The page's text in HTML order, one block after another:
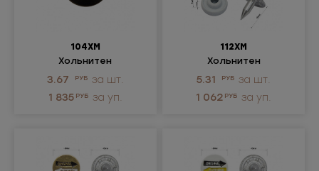
104ХМ
Хольнитен
металлический
3.67 РУБ за шт.
1 835 РУБ за уп.
112ХМ
Хольнитен
металлический
5.31 РУБ за шт.
1 062 РУБ за уп.